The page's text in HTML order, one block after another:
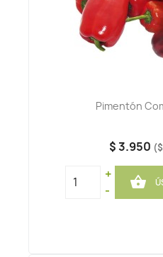
Pimentón
$ 3.950
+
-
